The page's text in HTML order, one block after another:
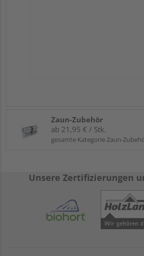
Zaun-Zubehör
ab 21,95 € / Stk.
gesamte Kategorie Zaun-
Unsere Zertifizierungen